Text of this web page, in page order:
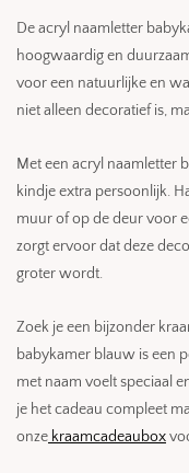
De acryl naamletter
hoogwaardig en
voor een natuurlijke en
niet alleen decoratief is,
Met een acryl naamletter
kindje extra persoonlijk.
muur of op de deur voor
zorgt ervoor dat deze
groter wordt.
Zoek je een bijzonder
babykamer blauw is een
met naam voelt speciaal
je het cadeau compleet
onze kraamcadeaubox